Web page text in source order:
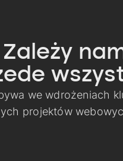
Zależy
we wdrożeniach
projektów